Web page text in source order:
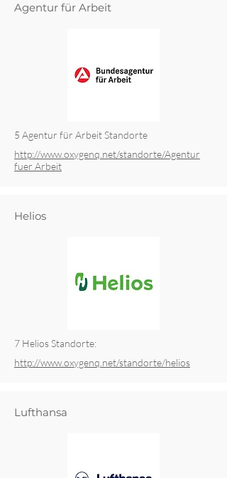
Agentur für Arbeit
5 Agentur für Arbeit Standorte
http://www.oxygenq.net/standorte/Agentur
fuer Arbeit
Helios
7 Helios Standorte:
http://www.oxygenq.net/standorte/helios
Lufthansa